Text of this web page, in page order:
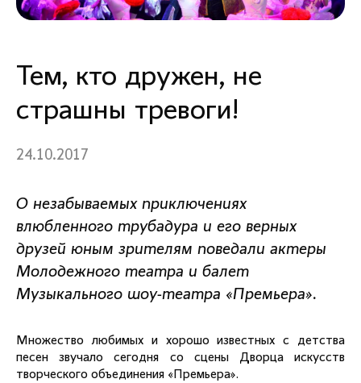
Тем, кто дружен, не
страшны тревоги!
24.10.2017
О незабываемых приключениях
влюбленного трубадура и его верных
друзей юным зрителям поведали актеры
Молодежного театра и балет
Музыкального шоу-театра «Премьера».
Множество любимых и хорошо известных с детства
песен звучало сегодня со сцены Дворца искусств
творческого объединения «Премьера».